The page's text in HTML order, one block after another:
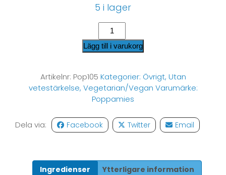
5 i lager
Lägg till i varukorg
Artikelnr: Pop105 Kategorier: Övrigt, Utan
vetestärkelse, Vegetarian/Vegan Varumärke:
Poppamies
Dela via: Facebook Twitter Email
Ingredienser
Ytterligare information